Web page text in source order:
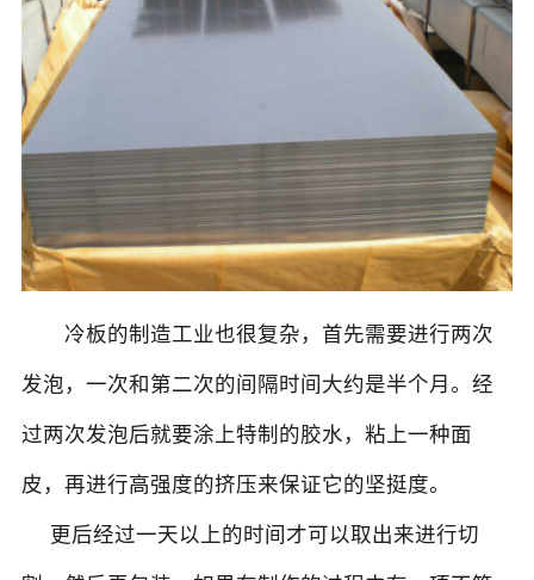
冷板的制造工业也很复杂，首先需要进行两次
发泡，一次和第二次的间隔时间大约是半个月。经
过两次发泡后就要涂上特制的胶水，粘上一种面
皮，再进行高强度的挤压来保证它的坚挺度。
更后经过一天以上的时间才可以取出来进行切